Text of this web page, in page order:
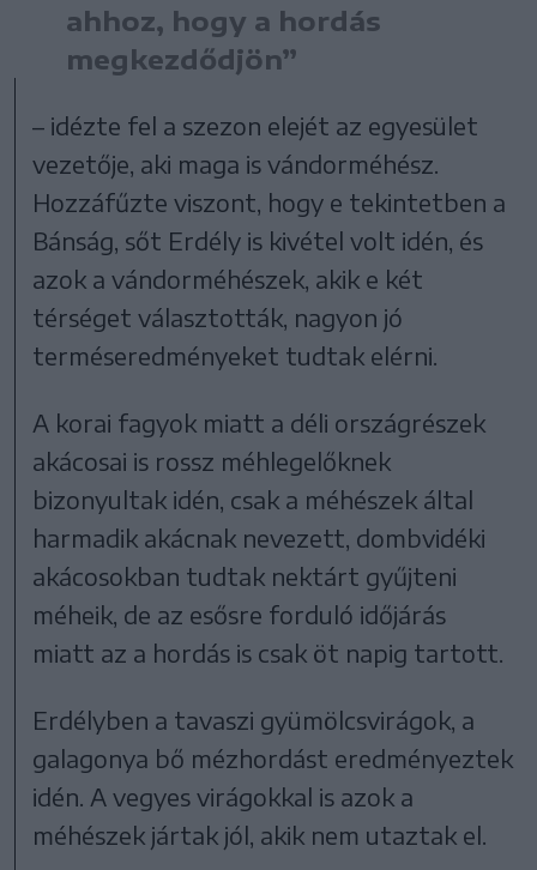
ahhoz, hogy a hordás
megkezdődjön”
– idézte fel a szezon elejét az egyesület
vezetője, aki maga is vándorméhész.
Hozzáfűzte viszont, hogy e tekintetben a
Bánság, sőt Erdély is kivétel volt idén, és
azok a vándorméhészek, akik e két
térséget választották, nagyon jó
terméseredményeket tudtak elérni.
A korai fagyok miatt a déli országrészek
akácosai is rossz méhlegelőknek
bizonyultak idén, csak a méhészek által
harmadik akácnak nevezett, dombvidéki
akácosokban tudtak nektárt gyűjteni
méheik, de az esősre forduló időjárás
miatt az a hordás is csak öt napig tartott.
Erdélyben a tavaszi gyümölcsvirágok, a
galagonya bő mézhordást eredményeztek
idén. A vegyes virágokkal is azok a
méhészek jártak jól, akik nem utaztak el.